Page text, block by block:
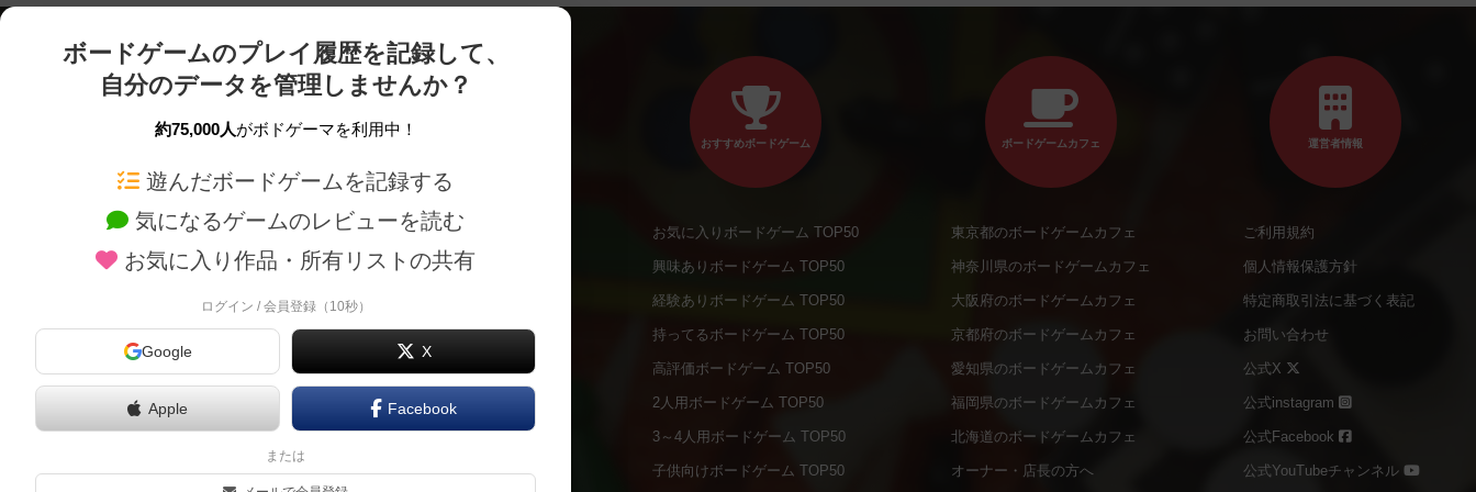
ボードゲームのプレイ履歴を記録して、
自分のデータを管理しませんか？
約75,000人がボドゲーマを利用中！
遊んだボードゲームを記録する
気になるゲームのレビューを読む
お気に入り作品・所有リストの共有
ログイン / 会員登録（10秒）
Google X
Apple Facebook
または
ボードゲームを検索する
ボードゲームの新着レビュー
メカニクス特集
ボドとも・会員一覧
ボードゲーム業界コラム
ボドゲーマご利用案内
新作・再入荷情報
定番ボードゲームの通販商品
国産ボードゲームの通販商品
子供向けボードゲームの通販商品
20分以下のボードゲームの通販商品
60分以上のボードゲームの通販商品
割引購入！ボドクーポンについて
おすすめボードゲーム
お気に入りボードゲーム TOP50
興味ありボードゲーム TOP50
経験ありボードゲーム TOP50
持ってるボードゲーム TOP50
高評価ボードゲーム TOP50
2人用ボードゲーム TOP50
3～4人用ボードゲーム TOP50
子供向けボードゲーム TOP50
ボードゲームカフェ
東京都のボードゲームカフェ
神奈川県のボードゲームカフェ
大阪府のボードゲームカフェ
京都府のボードゲームカフェ
愛知県のボードゲームカフェ
福岡県のボードゲームカフェ
北海道のボードゲームカフェ
オーナー・店長の方へ
運営者情報
ご利用規約
個人情報保護方針
特定商取引法に基づく表記
お問い合わせ
公式X
公式instagram
公式Facebook
公式YouTubeチャンネル